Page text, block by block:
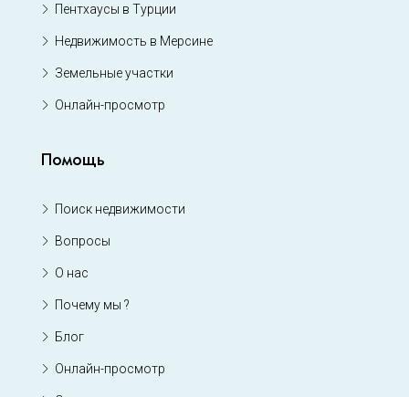
Пентхаусы в Турции
Недвижимость в Мерсине
Земельные участки
Онлайн-просмотр
Помощь
Поиск недвижимости
Вопросы
О нас
Почему мы ?
Блог
Онлайн-просмотр